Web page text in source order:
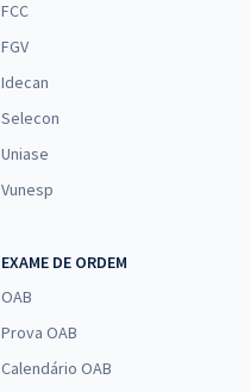
FCC
FGV
Idecan
Selecon
Uniase
Vunesp
EXAME DE ORDEM
OAB
Prova OAB
Calendário OAB